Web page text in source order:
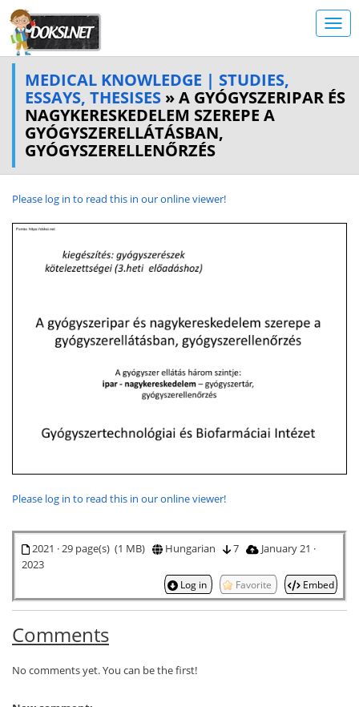
MEDICAL KNOWLEDGE | STUDIES,
ESSAYS, THESISES » A GYÓGYSZERIPAR ÉS
NAGYKERESKEDELEM SZEREPE A
GYÓGYSZERELLÁTÁSBAN,
GYÓGYSZERELLENŐRZÉS
Please log in to read this in our online viewer!
Please log in to read this in our online viewer!
2021 · 29 page(s) (1 MB) Hungarian 7
January 21 ·
2023
Log in Favorite Embed
Comments
No comments yet. You can be the first!